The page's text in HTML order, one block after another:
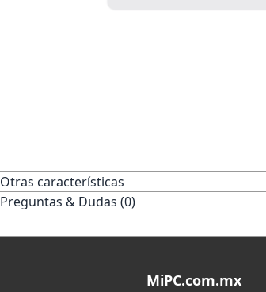
Otras características
Preguntas & Dudas (0)
MiPC.com.mx